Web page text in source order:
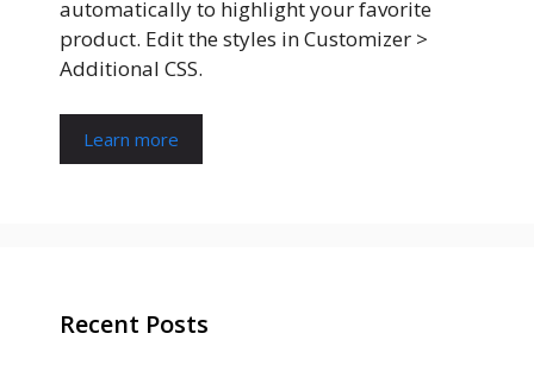
automatically to highlight your favorite
product. Edit the styles in Customizer >
Additional CSS.
Learn more
Recent Posts